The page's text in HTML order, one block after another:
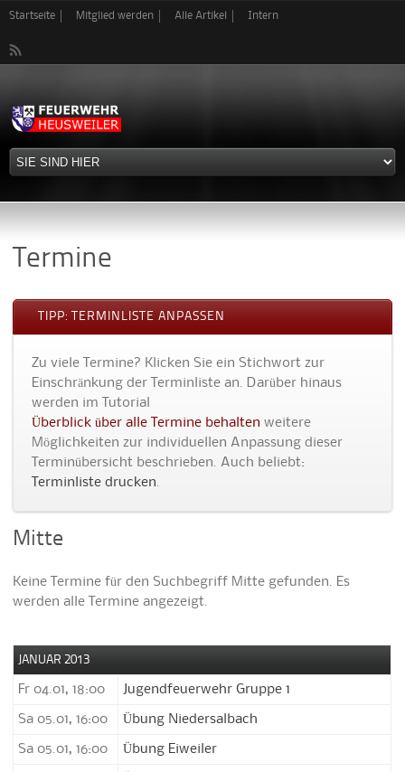
Direkt
Startseite Mitglied werden Alle Artikel Intern
Termine
TIPP: TERMINLISTE ANPASSEN
Zu viele Termine? Klicken Sie ein Stichwort zur
Einschränkung der Terminliste an. Darüber hinaus
werden im Tutorial
Überblick über alle Termine behalten weitere
Möglichkeiten zur individuellen Anpassung dieser
Terminübersicht beschrieben. Auch beliebt:
Terminliste drucken
Mitte
Keine Termine für den Suchbegriff Mitte gefunden. Es
werden alle Termine angezeigt.
JANUAR 2013
Fr 04.01, 18:00 Jugendfeuerwehr Gruppe 1
Sa 05.01, 16:00 Übung Niedersalbach
Sa 05.01, 16:00 Übung Eiweiler